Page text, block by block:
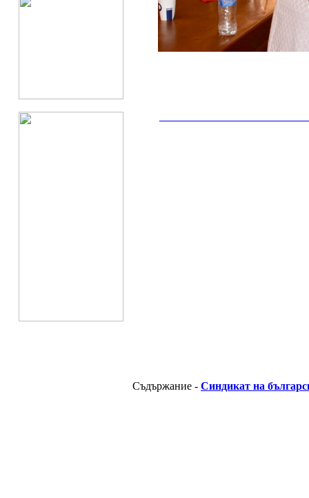
Съдържание - Синдикат на